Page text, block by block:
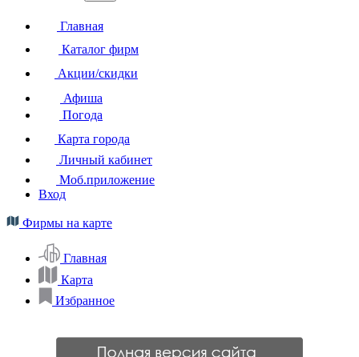
Главная
Каталог фирм
Акции/скидки
Афиша
Погода
Карта города
Личный кабинет
Моб.приложение
Вход
Фирмы на карте
Главная
Карта
Избранное